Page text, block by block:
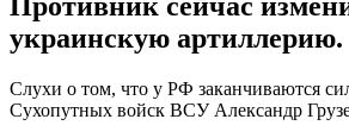
украинскую артиллерию.
Слухи о том, что у РФ заканчиваются
Сухопутных войск ВСУ Александр